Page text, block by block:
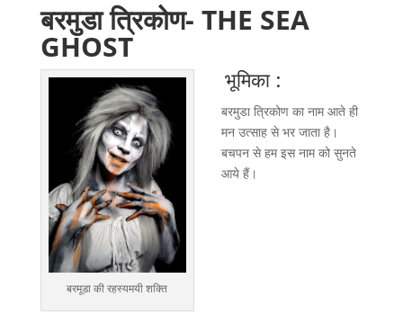
बरमुडा त्रिकोण- THE SEA
GHOST
बरमूडा की रहस्यमयी शक्ति
भूमिका :
बरमुडा त्रिकोण का नाम आते ही
मन उत्साह से भर जाता है।
बचपन से हम इस नाम को सुनते
आये हैं।